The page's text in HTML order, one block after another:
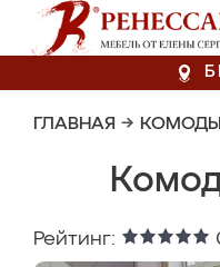
ГЛАВНАЯ → КОМОДЫ
Рейтинг: